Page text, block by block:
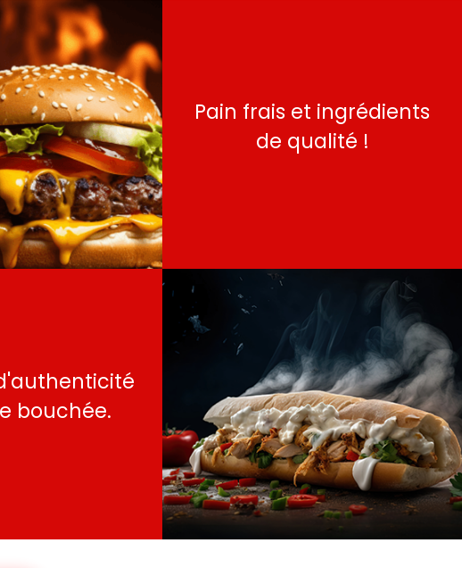
Pain frais et ingrédients
de qualité !
bouchée.